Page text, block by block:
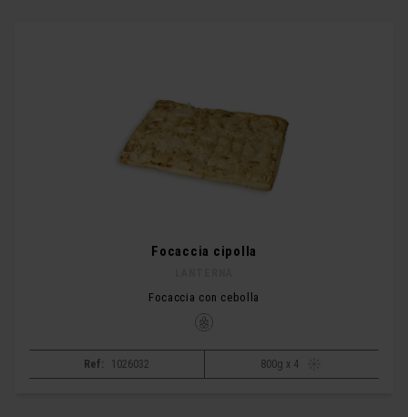
Focaccia cipolla
Focaccia con cebolla
Ref: 1026032 800g x 4